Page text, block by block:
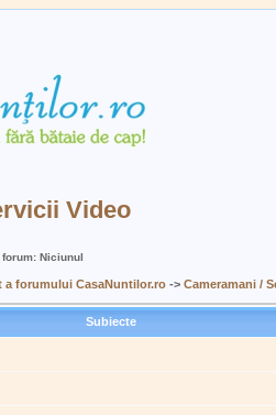
Video
Niciunul
a forumului CasaNuntilor.ro -> Cameramani /
Subiecte